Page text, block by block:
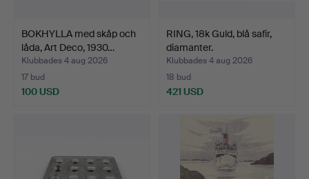
BOKHYLLA med skåp och
låda, Art Deco, 1930…
Klubbades 4 aug 2026
17 bud
100 USD
RING, 18k Guld, blå safir,
diamanter.
Klubbades 4 aug 2026
18 bud
421 USD